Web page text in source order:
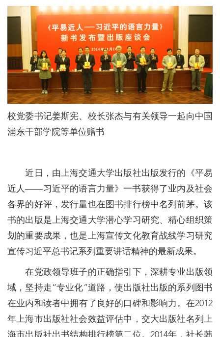
校党委书记姜斯宪、校长张杰与有关领导一起向中国
浦东干部学院等单位赠书
近日，由上海交通大学出版社出版发行的《平易
近人——习近平的语言力量》一书获得了业内及社会
各界的好评，发行量也在图书排行榜中名列前茅。该
书的出版是上海交通大学潜心学习研究、精心组织策
划的重要成果，也是上海宣传文化教育战线学习研究
宣传习近平总书记系列重要讲话精神的最新成果。
在党政领导班子的正确指引下，深耕专业出版领
域，坚持走“专业化”道路，使出版社出版的系列图书
在业内和读者中拥有了良好的口碑和影响力。在2012
年上海市出版社社会效益评估中，交大出版社名列上
海市出版社出书结构排行榜第二位。2014年，社长韩